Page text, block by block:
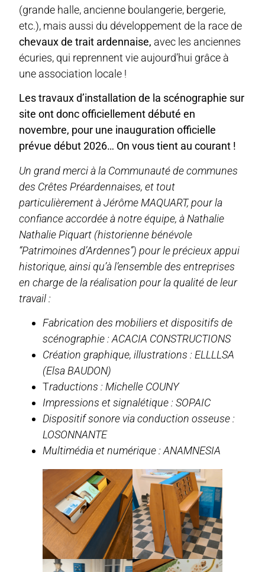
(grande halle, ancienne boulangerie, bergerie,
etc.), mais aussi du développement de la race de
chevaux de trait ardennaise, avec les anciennes
écuries, qui reprennent vie aujourd’hui grâce à
une association locale !
Les travaux d’installation de la scénographie sur
site ont donc officiellement débuté en
novembre, pour une inauguration officielle
prévue début 2026… On vous tient au courant !
Un grand merci à la Communauté de communes
des Crêtes Préardennaises, et tout
particulièrement à Jérôme MAQUART, pour la
confiance accordée à notre équipe, à Nathalie
Nathalie Piquart (historienne bénévole
“Patrimoines d’Ardennes”) pour le précieux appui
historique, ainsi qu’à l’ensemble des entreprises
en charge de la réalisation pour la qualité de leur
travail :
Fabrication des mobiliers et dispositifs de
scénographie : ACACIA CONSTRUCTIONS
Création graphique, illustrations : ELLLLSA
(Elsa BAUDON)
Traductions : Michelle COUNY
Impressions et signalétique : SOPAIC
Dispositif sonore via conduction osseuse :
LOSONNANTE
Multimédia et numérique : ANAMNESIA